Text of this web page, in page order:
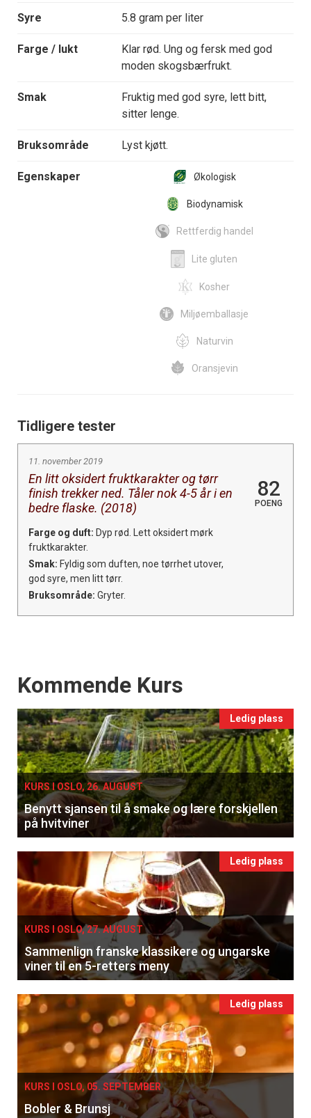
Syre 5.8 gram per liter
Farge / lukt
Klar rød. Ung og fersk med god
moden skogsbærfrukt.
Smak
Fruktig med god syre, lett bitt,
sitter lenge.
Bruksområde Lyst kjøtt.
Egenskaper Økologisk
Biodynamisk
Rettferdig handel
Lite gluten
Kosher
Miljøemballasje
Naturvin
Oransjevin
Tidligere tester
11. november 2019
En litt oksidert fruktkarakter og tørr
finish trekker ned. Tåler nok 4-5 år i en
bedre flaske. (2018)
82
POENG
Farge og duft: Dyp rød. Lett oksidert mørk
fruktkarakter.
Smak: Fyldig som duften, noe tørrhet utover,
god syre, men litt tørr.
Bruksområde: Gryter.
Events
Kommende Kurs
Ledig plass
KURS I OSLO, 26. AUGUST
Benytt sjansen til å smake og lære forskjellen
på hvitviner
Ledig plass
KURS I OSLO, 27. AUGUST
Sammenlign franske klassikere og ungarske
viner til en 5-retters meny
Ledig plass
KURS I OSLO, 05. SEPTEMBER
Bobler & Brunsj